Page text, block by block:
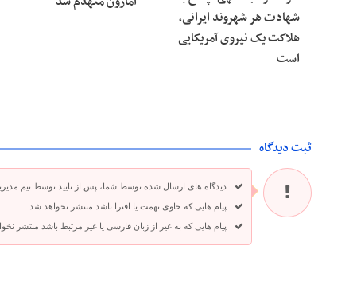
شهادت هر شهروند ایرانی،
هلاکت یک نیروی آمریکایی
است
ثبت دیدگاه
دیدگاه های ارسال شده توسط شما، پس از تایید توسط تیم
پیام هایی که حاوی تهمت یا افترا باشد منتشر نخواهد شد.
پیام هایی که به غیر از زبان فارسی یا غیر مرتبط باشد منتشر